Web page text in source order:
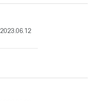
2023.06.12